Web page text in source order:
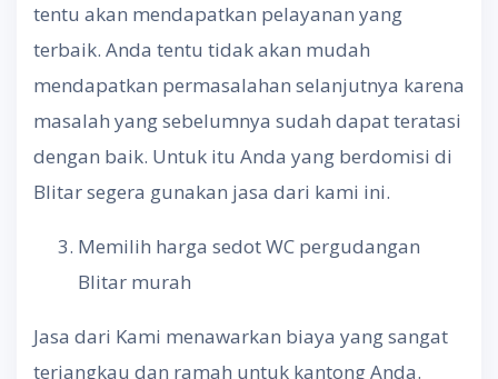
tentu akan mendapatkan pelayanan yang
terbaik. Anda tentu tidak akan mudah
mendapatkan permasalahan selanjutnya karena
masalah yang sebelumnya sudah dapat teratasi
dengan baik. Untuk itu Anda yang berdomisi di
Blitar segera gunakan jasa dari kami ini.
Memilih harga sedot WC pergudangan
Blitar murah
Jasa dari Kami menawarkan biaya yang sangat
terjangkau dan ramah untuk kantong Anda.